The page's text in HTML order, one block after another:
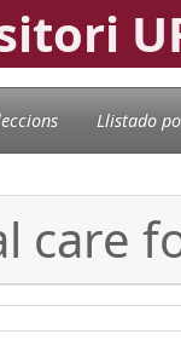
Llistado
care